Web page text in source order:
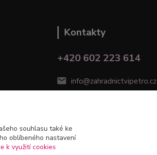
Kontakty
+420 602 223 614
info@zahradnictvipetro.cz
souhlasu také ke
oblíbeného nastavení
k využití cookies